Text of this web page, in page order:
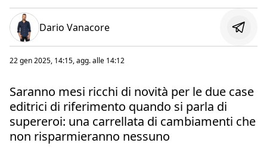
Dario Vanacore
22 gen 2025, 14:15, agg. alle 14:12
Saranno mesi ricchi di novità per le due case
editrici di riferimento quando si parla di
supereroi: una carrellata di cambiamenti che
non risparmieranno nessuno